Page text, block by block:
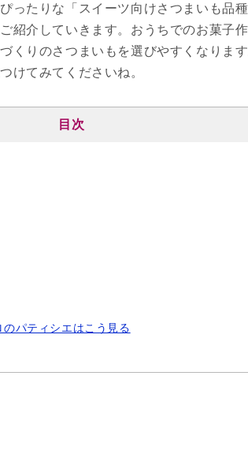
ったりな「スイーツ向けさつまいも品
紹介していきます。おうちでのお菓子
くりのさつまいもを選びやすくなりま
けてみてくださいね。
目次
パティシエはこう見る